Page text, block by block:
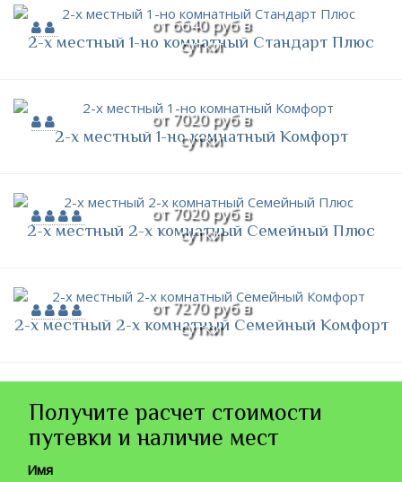
от 6640 руб в
сутки
2-х местный 1-но комнатный Стандарт Плюс
от 7020 руб в
сутки
2-х местный 1-но комнатный Комфорт
от 7020 руб в
сутки
2-х местный 2-х комнатный Семейный Плюс
от 7270 руб в
сутки
2-х местный 2-х комнатный Семейный Комфорт
Получите расчет стоимости
путевки и наличие мест
Имя